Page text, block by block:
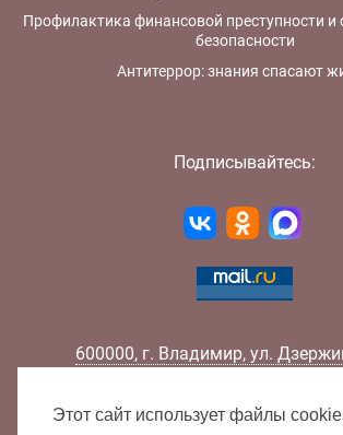
Профилактика финансовой преступности и
безопасности
Антитеррор: знания спасают
Подписывайтесь:
600000, г. Владимир, ул.
Факс:
+7 (4922) 32-52-
Этот сайт использует файлы